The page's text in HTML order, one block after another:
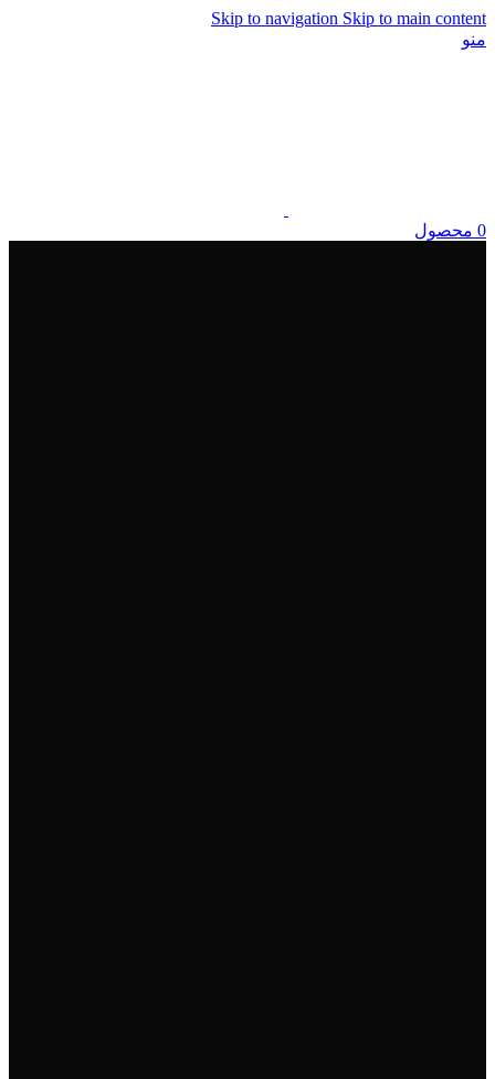
Skip to navigation Skip to main content
منو
0 محصول